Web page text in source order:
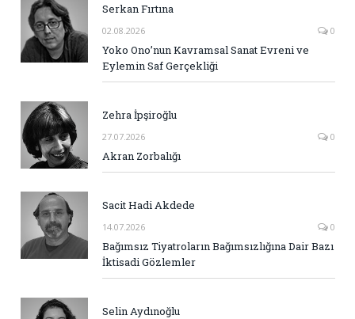
Serkan Fırtına
02.08.2026 0
Yoko Ono’nun Kavramsal Sanat Evreni ve
Eylemin Saf Gerçekliği
Zehra İpşiroğlu
27.07.2026 0
Akran Zorbalığı
Sacit Hadi Akdede
14.07.2026 0
Bağımsız Tiyatroların Bağımsızlığına Dair Bazı
İktisadi Gözlemler
Selin Aydınoğlu